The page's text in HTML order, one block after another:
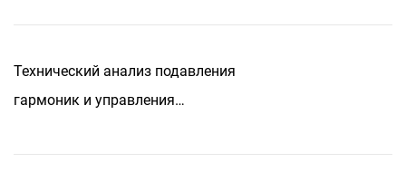
Технический анализ подавления
гармоник и управления
высоковольтных шунтирующих